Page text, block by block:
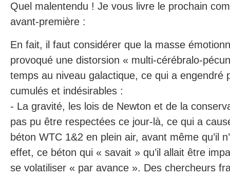
Quel malentendu ! Je vous livre le prochain
avant-première :
En fait, il faut considérer que la masse
provoqué une distorsion « multi-cérébralo-
temps au niveau galactique, ce qui a engendré
cumulés et indésirables :
- La gravité, les lois de Newton et de la
pas pu être respectées ce jour-là, ce qui a
béton WTC 1&2 en plein air, avant même qu’il
effet, ce béton qui « savait » qu’il allait être
se volatiliser « par avance ». Des chercheurs